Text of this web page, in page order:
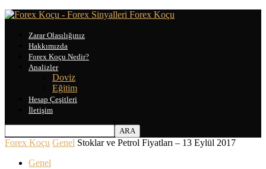
Forex Koçu
Zarar Olasılığınız
Hakkımızda
Forex Koçu Nedir?
Analizler
Doviz
Eğitim
Hesap Çeşitleri
İletişim
Forex Koçu Genel Stoklar ve Petrol Fiyatları – 13 Eylül 2017
Genel